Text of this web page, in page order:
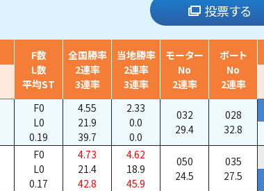
投票する
F数
L数
平均ST
全国勝率
2連率
3連率
当地勝率
2連率
3連率
モーター
No
2連率
ボート
No
2連率
F0
L0
0.19
4.55
21.9
39.7
2.33
0.0
0.0
032
29.4
028
32.8
F0
L0
0.17
4.73
21.4
42.8
4.62
18.9
45.9
050
24.5
035
27.5